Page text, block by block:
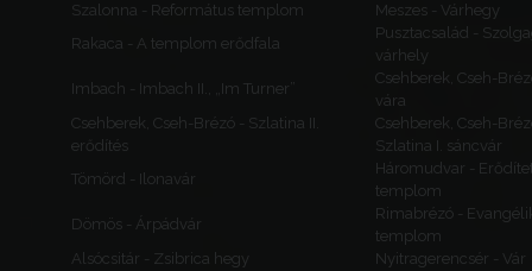
Szalonna - Református templom
Meszes - Várhegy
Rakaca - A templom erődfala
Pusztacsalád -
várhely
Imbach - Imbach II., „Im Turner”
Csehberek, Cseh-
vára
Csehberek, Cseh-Brézó - Szlatina II.
erődítés
Csehberek, Cseh-
Szlatina I. sáncvár
Tömörd - Ilonavár
Háromudvar -
templom
Dömös - Árpádvár
Rimabrézó -
templom
Alsócsitár - Zsibrica hegy
Nyitragerencsér - Vár